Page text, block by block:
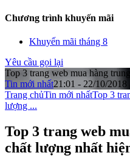
Chương trình khuyến mãi
Khuyến mãi tháng 8
Yêu cầu gọi lại
Top 3 trang web mua hàng
Tin mới nhất21:01 - 22/10/2018
Trang chủTin mới nhấtTop 3
lượng ...
Top 3 trang web
chất lượng nhất